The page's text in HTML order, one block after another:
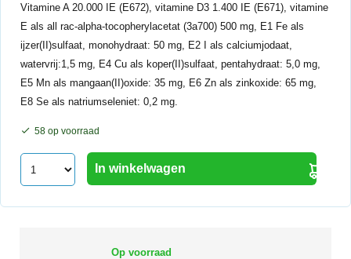
Vitamine A 20.000 IE (E672), vitamine D3 1.400 IE (E671), vitamine
E als all rac-alpha-tocopherylacetat (3a700) 500 mg, E1 Fe als
ijzer(II)sulfaat, monohydraat: 50 mg, E2 I als calciumjodaat,
watervrij:1,5 mg, E4 Cu als koper(II)sulfaat, pentahydraat: 5,0 mg,
E5 Mn als mangaan(II)oxide: 35 mg, E6 Zn als zinkoxide: 65 mg,
E8 Se als natriumseleniet: 0,2 mg.
58 op voorraad
In winkelwagen
Op voorraad